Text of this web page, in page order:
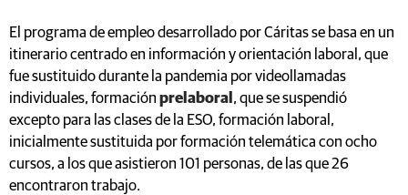
El programa de empleo desarrollado por Cáritas se basa en un
itinerario centrado en información y orientación laboral, que
fue sustituido durante la pandemia por videollamadas
individuales, formación prelaboral , que se suspendió
excepto para las clases de la ESO, formación laboral,
inicialmente sustituida por formación telemática con ocho
cursos, a los que asistieron 101 personas, de las que 26
encontraron trabajo.